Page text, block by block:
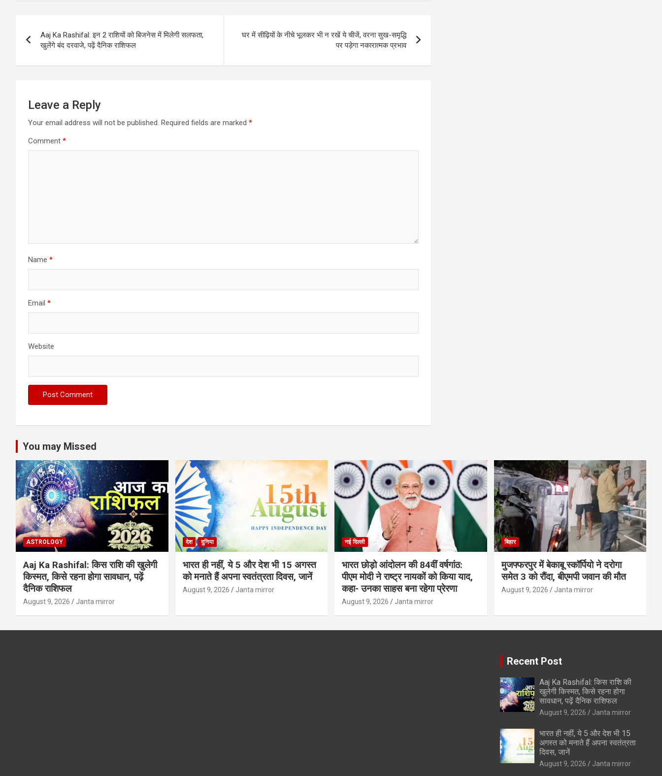
navigation
Aaj Ka Rashifal: इन 2 राशियों को बिजनेस में मिलेगी सलफता,
खुलेंगे बंद दरवाजे, पढ़ें दैनिक राशिफल
घर में सीढ़ियों के नीचे भूलकर भी न रखें ये चीजें, वरना सुख-समृद्धि
पर पड़ेगा नकारात्मक प्रभाव
Leave a Reply
Your email address will not be published. Required fields are marked *
Comment *
Name *
Email *
Website
You may Missed
ASTROLOGY
Aaj Ka Rashifal: किस राशि की खुलेगी
किस्मत, किसे रहना होगा सावधान, पढ़ें
दैनिक राशिफल
August 9, 2026 Janta mirror
देश दुनिया
भारत ही नहीं, ये 5 और देश भी 15 अगस्त
को मनाते हैं अपना स्वतंत्रता दिवस, जानें
August 9, 2026 Janta mirror
नई दिल्ली
भारत छोड़ो आंदोलन की 84वीं वर्षगांठ:
पीएम मोदी ने राष्ट्र नायकों को किया याद,
कहा- उनका साहस बना रहेगा प्रेरणा
August 9, 2026 Janta mirror
बिहार
मुजफ्फरपुर में बेकाबू स्कॉर्पियो ने दरोगा
समेत 3 को रौंदा, बीएमपी जवान की मौत
August 9, 2026 Janta mirror
Recent Post
Aaj Ka Rashifal: किस राशि की
खुलेगी किस्मत, किसे रहना होगा
सावधान, पढ़ें दैनिक राशिफल
August 9, 2026 Janta mirror
भारत ही नहीं, ये 5 और देश भी 15
अगस्त को मनाते हैं अपना स्वतंत्रता
दिवस, जानें
August 9, 2026 Janta mirror